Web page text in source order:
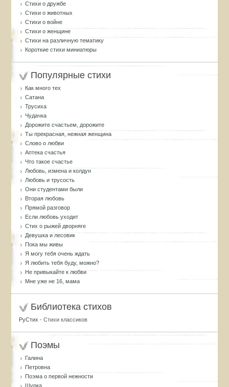
Стихи о дружбе
Стихи о животных
Стихи о войне
Стихи о женщине
Стихи на различную тематику
Короткие стихи миниатюры
Популярные стихи
Как много тех
Сатана
Трусиха
Чудачка
Дорожите счастьем, дорожите
Ты прекрасная, нежная женщина
Слово о любви
Аптека счастья
Что такое счастье
Любовь, измена и колдун
Любовь и трусость
Они студентами были
Вторая любовь
Прямой разговор
Если любовь уходит
Стих о рыжей дворняге
Девушка и лесовик
Пока мы живы
Я могу тебя очень ждать
Я любить тебя буду, можно?
Не привыкайте к любви
Мне уже не 16, мама
Библиотека стихов
РуСтих - Стихи классиков
Поэмы
Галина
Петровна
Поэма о первой нежности
Шурка